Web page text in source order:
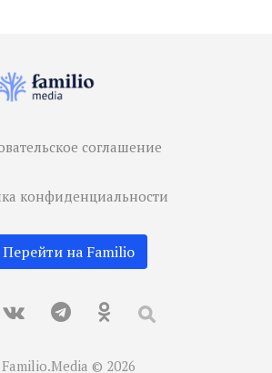
соглашение
конфиденциальности
Перейти на Familio
Familio.Media © 2026